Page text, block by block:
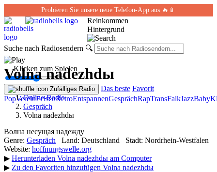
Probieren Sie unsere neue Telefon-App aus 🔥📱
Reinkommen
Hintergrund
Suche nach Radiosendern 🔍
← Klicken zum Spielen
Zufälliges Radio Das beste Favorit
PopVereinFelsenRetroEntspannenGesprächRapTransFalkJazzBaby
Volna nadezhdы
Online-Radio
Gespräch
Volna nadezhdы
Волна несущая надежду
Genre: Gespräch Land: Deutschland Stadt: Nordrhein-Westfalen
Website: hoffnungswelle.org
▶ Herunterladen Volna nadezhdы am Computer
▶ Zu den Favoriten hinzufügen Volna nadezhdы